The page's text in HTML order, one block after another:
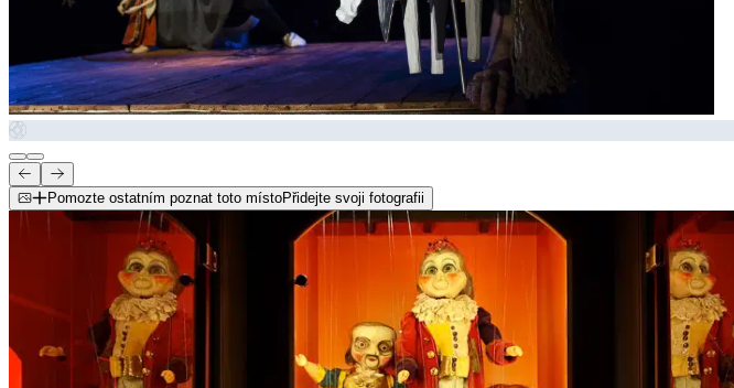
Pomozte ostatním poznat toto místoPřidejte svoji fotografii